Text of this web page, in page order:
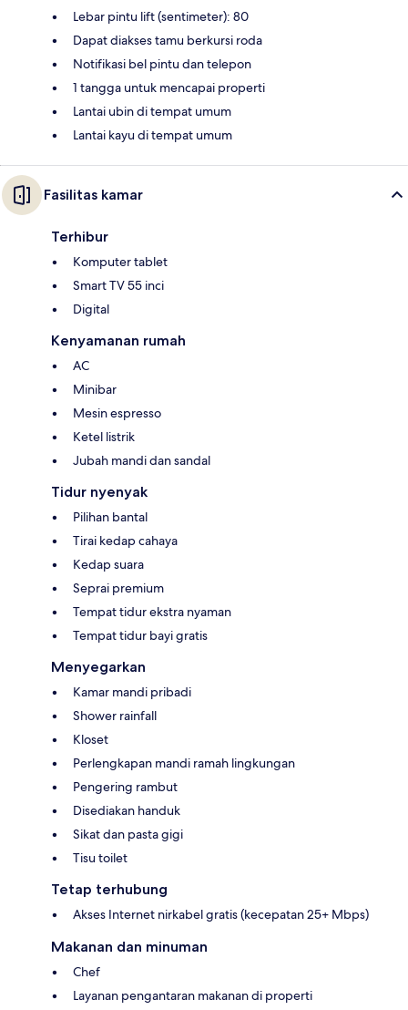
Lebar pintu lift (sentimeter): 80
Dapat diakses tamu berkursi roda
Notifikasi bel pintu dan telepon
1 tangga untuk mencapai properti
Lantai ubin di tempat umum
Lantai kayu di tempat umum
Fasilitas kamar
Terhibur
Komputer tablet
Smart TV 55 inci
Digital
Kenyamanan rumah
AC
Minibar
Mesin espresso
Ketel listrik
Jubah mandi dan sandal
Tidur nyenyak
Pilihan bantal
Tirai kedap cahaya
Kedap suara
Seprai premium
Tempat tidur ekstra nyaman
Tempat tidur bayi gratis
Menyegarkan
Kamar mandi pribadi
Shower rainfall
Kloset
Perlengkapan mandi ramah lingkungan
Pengering rambut
Disediakan handuk
Sikat dan pasta gigi
Tisu toilet
Tetap terhubung
Akses Internet nirkabel gratis (kecepatan 25+ Mbps)
Makanan dan minuman
Chef
Layanan pengantaran makanan di properti